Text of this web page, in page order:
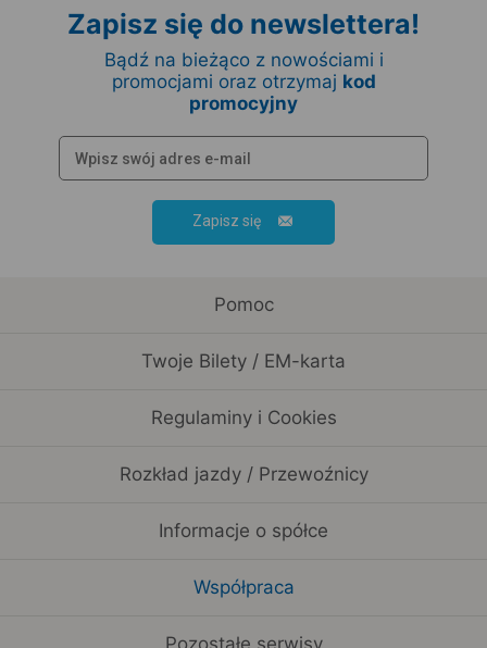
Zapisz się do newslettera!
Bądź na bieżąco z nowościami i
promocjami oraz otrzymaj kod
promocyjny
Zapisz się
Pomoc
Twoje Bilety / EM-karta
Regulaminy i Cookies
Rozkład jazdy / Przewoźnicy
Informacje o spółce
Współpraca